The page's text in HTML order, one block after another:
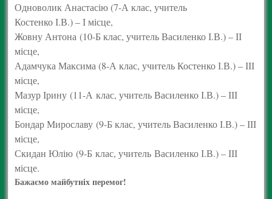
Одноволик Анастасію (7-А клас, учитель
Костенко І.В.) – І місце,
Жовну Антона (10-Б клас, учитель Василенко І.В.) – ІІ
місце,
Адамчука Максима (8-А клас, учитель Костенко І.В.) – ІІІ
місце,
Мазур Ірину (11-А клас, учитель Василенко І.В.) – ІІІ
місце,
Бондар Мирославу (9-Б клас, учитель Василенко І.В.) – ІІІ
місце,
Скидан Юлію (9-Б клас, учитель Василенко І.В.) – ІІІ
місце.
Бажаємо майбутніх перемог!